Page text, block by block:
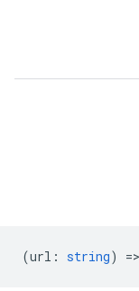
(url : string) =>